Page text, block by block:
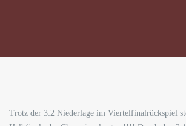
Trotz der 3:2 Niederlage im Viertelfinalrückspiel